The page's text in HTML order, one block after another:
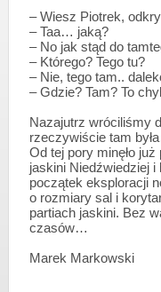
– Wiesz Piotrek,
– Taa… jaką?
– No jak stąd do
– Którego? Tego tu?
– Nie, tego tam..
– Gdzie? Tam? To
Nazajutrz wróciliśmy
rzeczywiście tam
Od tej pory minęło
jaskini Niedźwiedziej i
początek eksploracji
o rozmiary sal i
partiach jaskini. Bez
czasów…
Marek Markowski